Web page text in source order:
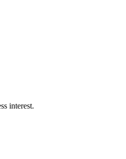
interest.